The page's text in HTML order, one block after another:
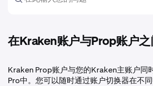
在Kraken账户与Prop账户之
Kraken Prop账户与您的Kraken主账户同
Pro中。您可以随时通过账户切换器在不同